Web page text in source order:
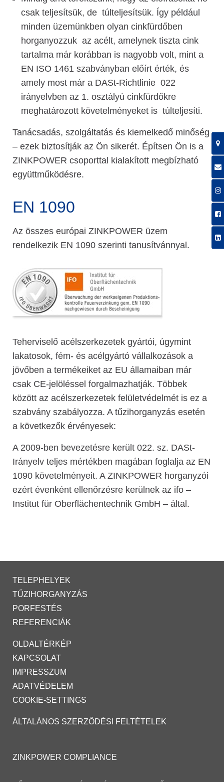
csak teljesítsük, de túlteljesítsük. Így például
minden üzemünkben olyan cinkfürdőben
horganyozzuk az acélt, amelynek tiszta cink
tartalma már korábban is nagyobb volt, mint a
EN ISO 1461 szabványban előírt érték, és
amely most már a DASt-Richtlinie 022
irányelvben az 1. osztályú cinkfürdőkre
meghatározott követelményeket is túlteljesíti.
Tanácsadás, szolgáltatás és kiemelkedő minőség
– ezek biztosítják az Ön sikerét. Építsen Ön is a
ZINKPOWER csoporttal kialakított megbízható
együttműködésre.
EN 1090
Az összes európai ZINKPOWER üzem
rendelkezik EN 1090 szerinti tanusítvánnyal.
Teherviselő acélszerkezetek gyártói, úgymint
lakatosok, fém- és acélgyártó vállalkozások a
jövőben a termékeiket az EU államaiban már
csak CE-jelöléssel forgalmazhatják. Többek
között az acélszerkezetek felületvédelmét is ez a
szabvány szabályozza. A tűzihorganyzás esetén
a következők érvényesek:
A 2009-ben bevezetésre került 022. sz. DASt-
Irányelv teljes mértékben magában foglalja az EN
1090 követelményeit. A ZINKPOWER horganyzói
ezért évenként ellenőrzésre kerülnek az ifo –
Institut für Oberflächentechnik GmbH – által.
TELEPHELYEK
TŰZIHORGANYZÁS
PORFESTÉS
REFERENCIÁK
OLDALTÉRKÉP
KAPCSOLAT
IMPRESSZUM
ADATVÉDELEM
COOKIE-SETTINGS
ÁLTALÁNOS SZERZŐDÉSI FELTÉTELEK
ZINKPOWER COMPLIANCE